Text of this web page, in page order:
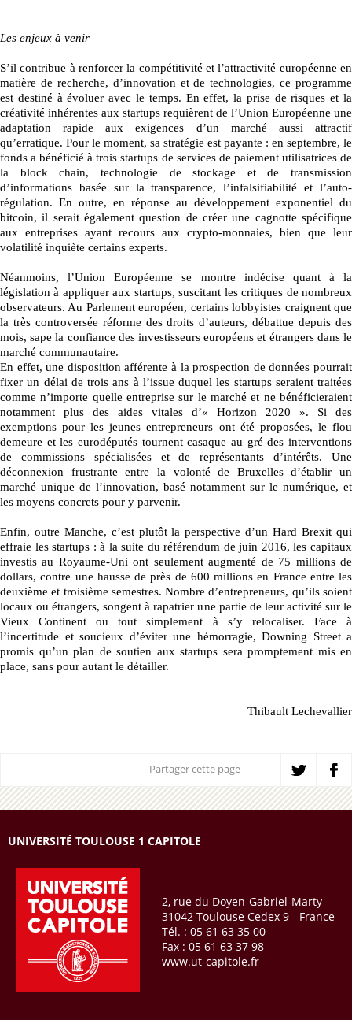
Les enjeux à venir
S’il contribue à renforcer la compétitivité et l’attractivité européenne en
matière de recherche, d’innovation et de technologies, ce programme
est destiné à évoluer avec le temps. En effet, la prise de risques et la
créativité inhérentes aux startups requièrent de l’Union Européenne une
adaptation rapide aux exigences d’un marché aussi attractif
qu’erratique. Pour le moment, sa stratégie est payante : en septembre, le
fonds a bénéficié à trois startups de services de paiement utilisatrices de
la block chain, technologie de stockage et de transmission
d’informations basée sur la transparence, l’infalsifiabilité et l’auto-
régulation. En outre, en réponse au développement exponentiel du
bitcoin, il serait également question de créer une cagnotte spécifique
aux entreprises ayant recours aux crypto-monnaies, bien que leur
volatilité inquiète certains experts.
Néanmoins, l’Union Européenne se montre indécise quant à la
législation à appliquer aux startups, suscitant les critiques de nombreux
observateurs. Au Parlement européen, certains lobbyistes craignent que
la très controversée réforme des droits d’auteurs, débattue depuis des
mois, sape la confiance des investisseurs européens et étrangers dans le
marché communautaire.
En effet, une disposition afférente à la prospection de données pourrait
fixer un délai de trois ans à l’issue duquel les startups seraient traitées
comme n’importe quelle entreprise sur le marché et ne bénéficieraient
notamment plus des aides vitales d’« Horizon 2020 ». Si des
exemptions pour les jeunes entrepreneurs ont été proposées, le flou
demeure et les eurodéputés tournent casaque au gré des interventions
de commissions spécialisées et de représentants d’intérêts. Une
déconnexion frustrante entre la volonté de Bruxelles d’établir un
marché unique de l’innovation, basé notamment sur le numérique, et
les moyens concrets pour y parvenir.
Enfin, outre Manche, c’est plutôt la perspective d’un Hard Brexit qui
effraie les startups : à la suite du référendum de juin 2016, les capitaux
investis au Royaume-Uni ont seulement augmenté de 75 millions de
dollars, contre une hausse de près de 600 millions en France entre les
deuxième et troisième semestres. Nombre d’entrepreneurs, qu’ils soient
locaux ou étrangers, songent à rapatrier une partie de leur activité sur le
Vieux Continent ou tout simplement à s’y relocaliser. Face à
l’incertitude et soucieux d’éviter une hémorragie, Downing Street a
promis qu’un plan de soutien aux startups sera promptement mis en
place, sans pour autant le détailler.
Thibault Lechevallier
Partager cette page
UNIVERSITÉ TOULOUSE 1 CAPITOLE
2, rue du Doyen-Gabriel-Marty
31042 Toulouse Cedex 9 - France
Tél. : 05 61 63 35 00
Fax : 05 61 63 37 98
www.ut-capitole.fr